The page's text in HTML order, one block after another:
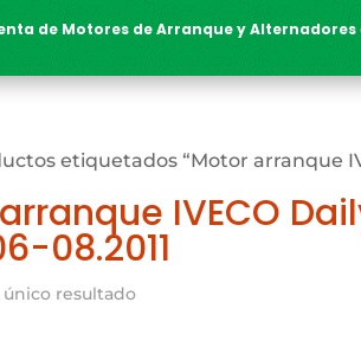
de Motores de Arranque y Alternadores
etiquetados “Motor arranque
IVECO
08.2011
resultado